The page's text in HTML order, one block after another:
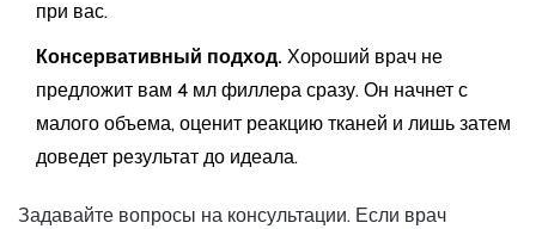
при вас.
Консервативный подход. Хороший врач не
предложит вам 4 мл филлера сразу. Он начнет с
малого объема, оценит реакцию тканей и лишь затем
доведет результат до идеала.
Задавайте вопросы на консультации. Если врач